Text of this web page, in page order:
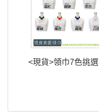
<現貨>領巾7色挑選